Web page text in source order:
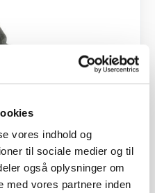
vores indhold og
til sociale medier og til
også oplysninger om
med vores partnere inden